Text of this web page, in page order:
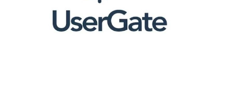
Регулирование